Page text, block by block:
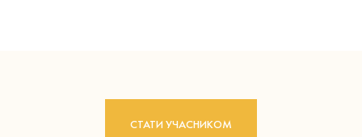
СТАТИ УЧАСНИКОМ